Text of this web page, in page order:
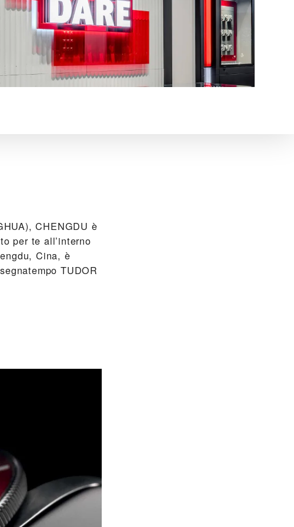
CHENGDU‬ è
per te all’interno
Cina, è
TUDOR